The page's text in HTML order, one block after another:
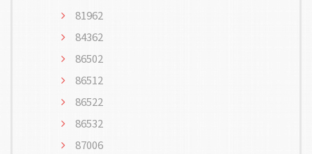
81962
84362
86502
86512
86522
86532
87006